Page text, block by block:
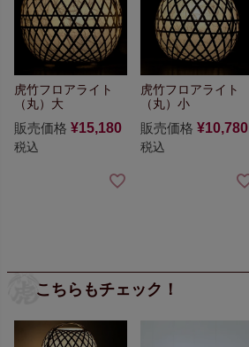
虎竹フロアライト
（丸）大
販売価格 ¥15,180
税込
虎竹フロアライト
（丸）小
販売価格 ¥10,780
税込
こちらもチェック！